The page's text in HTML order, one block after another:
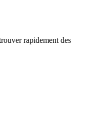
rapidement des